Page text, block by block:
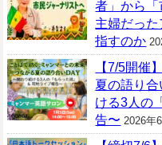
者」から
主婦だっ
指すのか
【7/5開催
夏の語り
ける3人の
告〜 2026年